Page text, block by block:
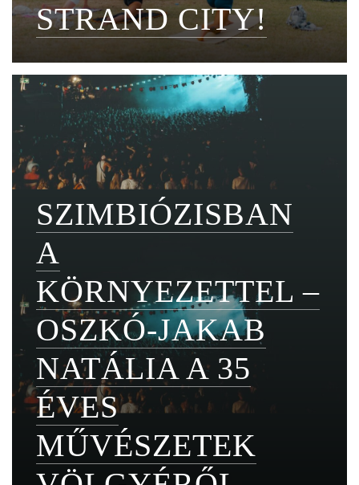
STRAND CITY!
SZIMBIÓZISBAN
A
KÖRNYEZETTEL –
OSZKÓ-JAKAB
NATÁLIA A 35
ÉVES
MŰVÉSZETEK